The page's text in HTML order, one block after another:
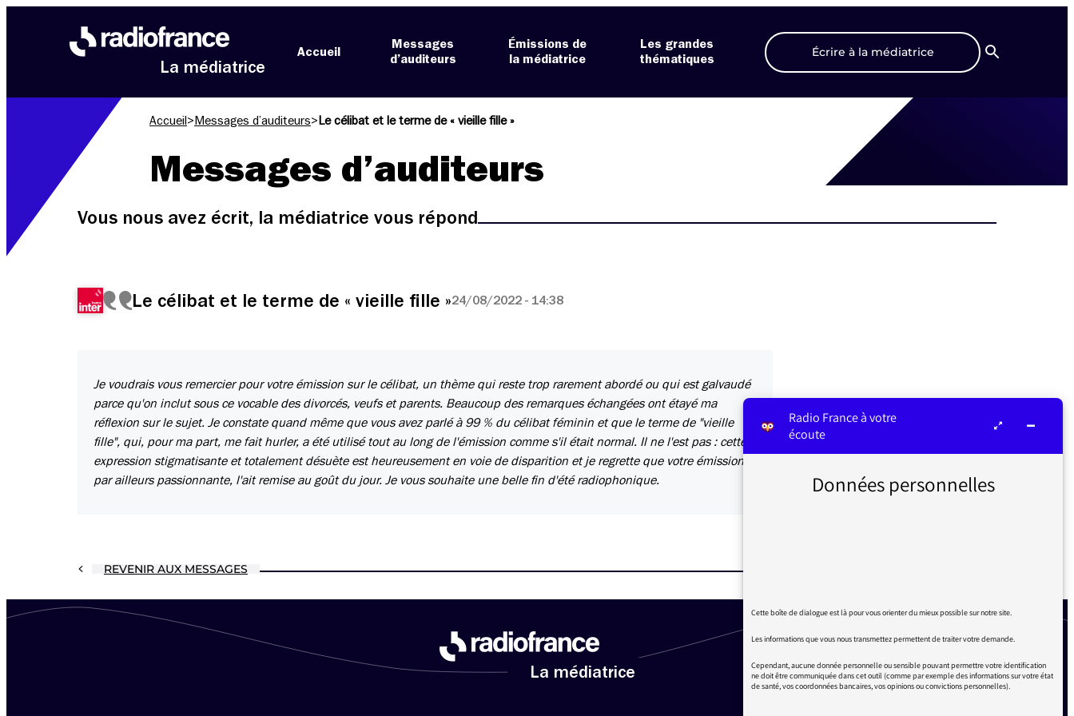
La médiatrice
Accueil
Messages
d’auditeurs
Émissions de
la médiatrice
Les grandes
thématiques
Écrire à la médiatrice
Recherche
Accueil > Messages d’auditeurs> Le célibat et le terme de « vieille fille »
Messages d’auditeurs
Vous nous avez écrit, la médiatrice vous répond
Le célibat et le terme de « vieille fille »24/08/2022 - 14:38
Je voudrais vous remercier pour votre émission sur le célibat, un thème qui reste trop rarement abordé ou qui est galvaudé
parce qu'on inclut sous ce vocable des divorcés, veufs et parents. Beaucoup des remarques échangées ont étayé ma
réflexion sur le sujet. Je constate quand même que vous avez parlé à 99 % du célibat féminin et que le terme de "vieille
fille", qui, pour ma part, me fait hurler, a été utilisé tout au long de l'émission comme s'il était normal. Il ne l'est pas : cette
expression stigmatisante et totalement désuète est heureusement en voie de disparition et je regrette que votre émission,
par ailleurs passionnante, l'ait remise au goût du jour. Je vous souhaite une belle fin d'été radiophonique.
REVENIR AUX MESSAGES
La médiatrice
Radio France à votre
écoute
Données personnelles
Cette boîte de dialogue est là pour vous orienter du mieux possible sur notre site.
Les informations que vous nous transmettez permettent de traiter votre demande.
Cependant, aucune donnée personnelle ou sensible pouvant permettre votre identification
ne doit être communiquée dans cet outil (comme par exemple des informations sur votre état
de santé, vos coordonnées bancaires, vos opinions ou convictions personnelles).